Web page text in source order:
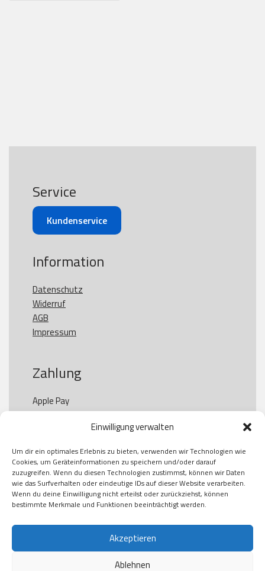
Einwilligung verwalten
Um dir ein optimales Erlebnis zu bieten, verwenden wir Technologien wie
Cookies, um Geräteinformationen zu speichern und/oder darauf
zuzugreifen. Wenn du diesen Technologien zustimmst, können wir Daten
wie das Surfverhalten oder eindeutige IDs auf dieser Website verarbeiten.
Wenn du deine Einwilligung nicht erteilst oder zurückziehst, können
bestimmte Merkmale und Funktionen beeinträchtigt werden.
Akzeptieren
Ablehnen
Service
Kundenservice
Information
Datenschutz
Widerruf
AGB
Impressum
Zahlung
Apple Pay
Paypal
Kauf auf Rechung
Klarna
American Express